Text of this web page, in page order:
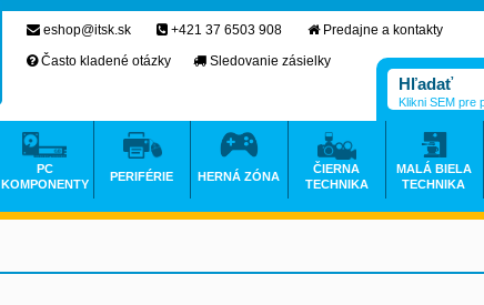
eshop@itsk.sk +421 37 6503 908
Predajne a kontakty
Často kladené otázky
Sledovanie zásielky
Klikni SEM pre
PC
KOMPONENTY
PERIFÉRIE HERNÁ ZÓNA
ČIERNA
TECHNIKA
MALÁ BIELA
TECHNIKA